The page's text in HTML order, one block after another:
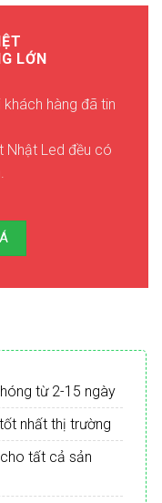
LỚN
hàng đã tin
Nhật Led đều có
từ 2-15 ngày
nhất thị trường
tất cả sản